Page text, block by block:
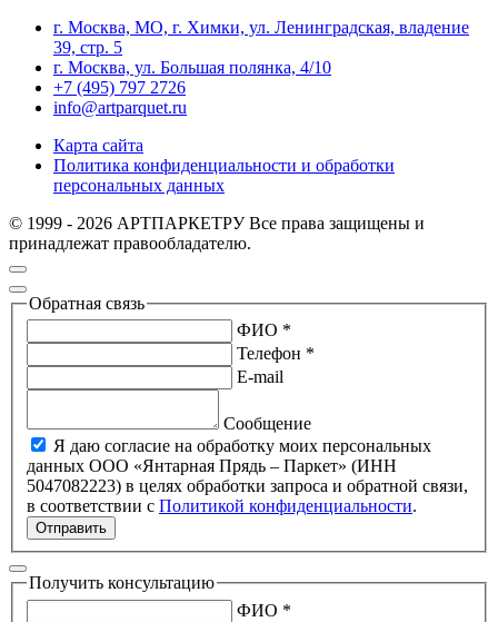
г. Москва, МО, г. Химки, ул. Ленинградская, владение
39, стр. 5
г. Москва, ул. Большая полянка, 4/10
+7 (495) 797 2726
info@artparquet.ru
Карта сайта
Политика конфиденциальности и обработки
персональных данных
© 1999 - 2026 АРТПАРКЕТРУ Все права защищены и
принадлежат правообладателю.
Обратная связь
ФИО *
Телефон *
E-mail
Сообщение
Я даю согласие на обработку моих персональных
данных ООО «Янтарная Прядь – Паркет» (ИНН
5047082223) в целях обработки запроса и обратной связи,
в соответствии с Политикой конфиденциальности.
Отправить
Получить консультацию
ФИО *